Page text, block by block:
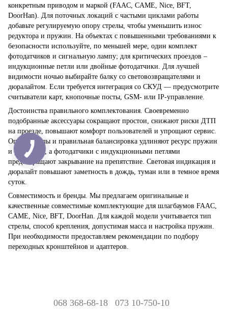
конкретным приводом и маркой (FAAC, CAME, Nice, BFT,
DoorHan). Для поточных локаций с частыми циклами работы
добавьте регулируемую опору стрелы, чтобы уменьшить износ
редуктора и пружин. На объектах с повышенными требованиями к
безопасности используйте, по меньшей мере, один комплект
фотодатчиков и сигнальную лампу; для критических проездов –
индукционные петли или двойные фотодатчики. Для лучшей
видимости ночью выбирайте балку со световозвращателями и
дюралайтом. Если требуется интеграция со СКУД — предусмотрите
считыватели карт, кнопочные посты, GSM- или IP-управление.
Достоинства правильного комплектования. Своевременно
подобранные аксессуары сокращают простои, снижают риски ДТП
на проезде, повышают комфорт пользователей и упрощают сервис.
Опора стрелы и правильная балансировка удлиняют ресурс пружин
и редуктора, а фотодатчики с индукционными петлями
предотвращают закрывание на препятствие. Световая индикация и
дюралайт повышают заметность в дождь, туман или в темное время
суток.
Совместимость и бренды. Мы предлагаем оригинальные и
качественные совместимые комплектующие для шлагбаумов FAAC,
CAME, Nice, BFT, DoorHan. Для каждой модели учитывается тип
стрелы, способ крепления, допустимая масса и настройка пружин.
При необходимости предоставляем рекомендации по подбору
переходных кронштейнов и адаптеров.
068 368-68-18 073 10-750-10